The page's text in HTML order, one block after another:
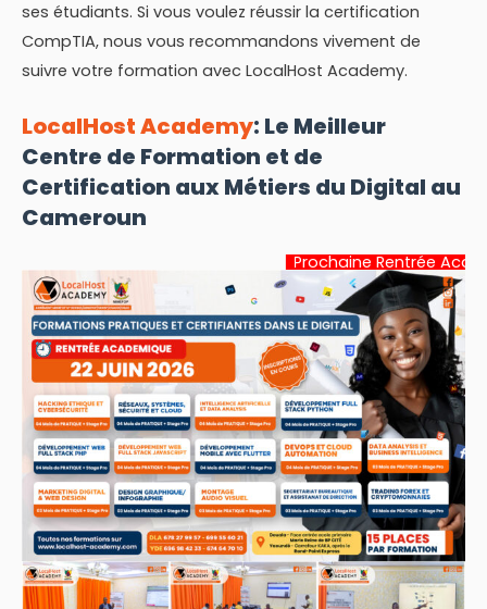
ses étudiants. Si vous voulez réussir la certification
CompTIA, nous vous recommandons vivement de
suivre votre formation avec LocalHost Academy.
LocalHost Academy: Le Meilleur
Centre de Formation et de
Certification aux Métiers du Digital au
Cameroun
Prochaine Rentrée Académique: 22